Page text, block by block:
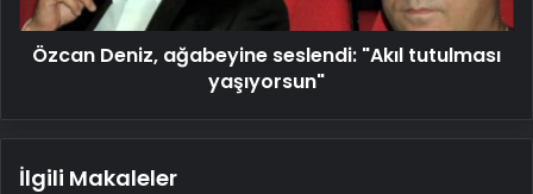
Özcan Deniz, ağabeyine seslendi: "Akıl tutulması
yaşıyorsun"
İlgili Makaleler